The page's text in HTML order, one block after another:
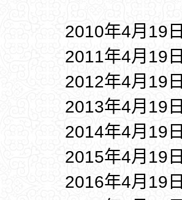
2010年4月19日
2011年4月19日
2012年4月19日
2013年4月19日
2014年4月19日
2015年4月19日
2016年4月19日